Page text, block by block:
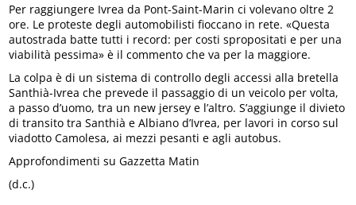
Per raggiungere Ivrea da Pont-Saint-Marin ci volevano oltre 2
ore. Le proteste degli automobilisti fioccano in rete. «Questa
autostrada batte tutti i record: per costi spropositati e per una
viabilità pessima» è il commento che va per la maggiore.
La colpa è di un sistema di controllo degli accessi alla bretella
Santhià-Ivrea che prevede il passaggio di un veicolo per volta,
a passo d’uomo, tra un new jersey e l’altro. S’aggiunge il divieto
di transito tra Santhià e Albiano d’Ivrea, per lavori in corso sul
viadotto Camolesa, ai mezzi pesanti e agli autobus.
Approfondimenti su Gazzetta Matin
(d.c.)